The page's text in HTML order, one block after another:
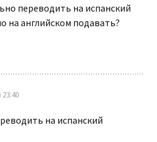
переводить на испанский
на английском подавать?
23:40
на испанский